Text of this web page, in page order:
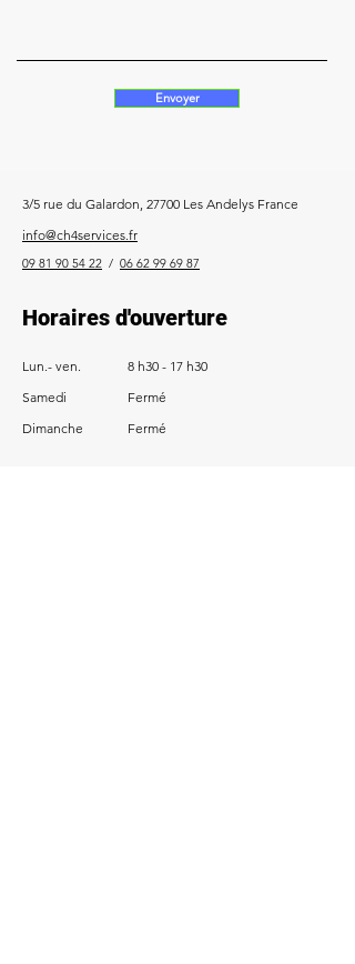
Envoyer
3/5 rue du Galardon, 27700 Les Andelys France
info@ch4services.fr
09 81 90 54 22 / 06 62 99 69 87
Horaires d'ouverture
Lun.- ven.
8 h30 - 17 h30
Samedi
Fermé
Dimanche
Fermé